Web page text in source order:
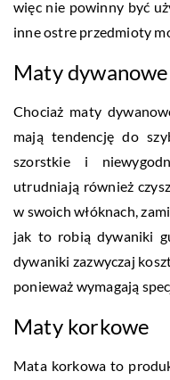
więc nie powinny być
inne ostre przedmioty
Maty dywanowe
Chociaż maty
mają tendencję do
szorstkie i
utrudniają również
w swoich włóknach,
jak to robią dywaniki
dywaniki zazwyczaj
ponieważ wymagają
Maty korkowe
Mata korkowa to